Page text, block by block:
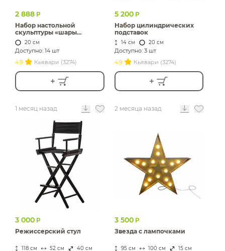
2 888 Р
Набор настольной
скульптуры «шары
Фамилия» золотые
20 см
Доступно: 14 шт
4.9
Кьявари (3274)
5 200 Р
Набор цилиндрических
подставок
14 см 20 см
Доступно: 3 шт
4.9
Кьявари (3274)
1 месяц назад
3 000 Р
Режиссерский стул
118 см 52 см 40 см
2 месяца назад
3 500 Р
Звезда с лампочками
95 см 100 см 15 см